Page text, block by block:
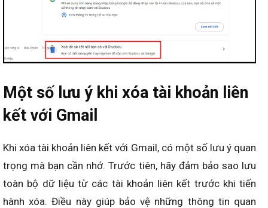
Một số lưu ý khi xóa tài khoản liên
kết với Gmail
Khi xóa tài khoản liên kết với Gmail, có một số lưu ý quan
trọng mà bạn cần nhớ. Trước tiên, hãy đảm bảo sao lưu
toàn bộ dữ liệu từ các tài khoản liên kết trước khi tiến
hành xóa. Điều này giúp bảo vệ những thông tin quan